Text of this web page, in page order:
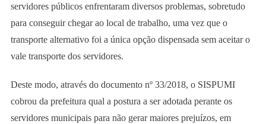
servidores públicos enfrentaram diversos problemas, sobretudo
para conseguir chegar ao local de trabalho, uma vez que o
transporte alternativo foi a única opção dispensada sem aceitar o
vale transporte dos servidores.
Deste modo, através do documento nº 33/2018, o SISPUMI
cobrou da prefeitura qual a postura a ser adotada perante os
servidores municipais para não gerar maiores prejuízos, em